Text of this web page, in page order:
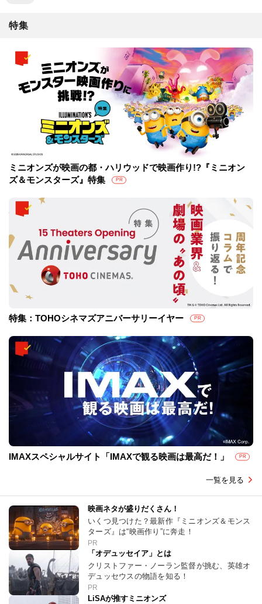
特集
ミニオンズが映画の都・ハリウッドで映画作り!?『ミニオン
ズ＆モンスターズ』特集
PR
特集：TOHOシネマズアニバーサリーイヤー PR
IMAXスペシャルサイト「IMAXで観る映画は最高だ！」 PR
一覧を見る
映画ネタが盛りだくさん！
いくつ見つけた？最新作『ミニオンズ＆モンス
ターズ』は“映画作り”に奔走！
PR
「オデュッセイア」とは
クリストファー・ノーラン監督が挑む、英雄オ
デュッセウスの物語を知る！
PR
LiSAが推すミニオンズ